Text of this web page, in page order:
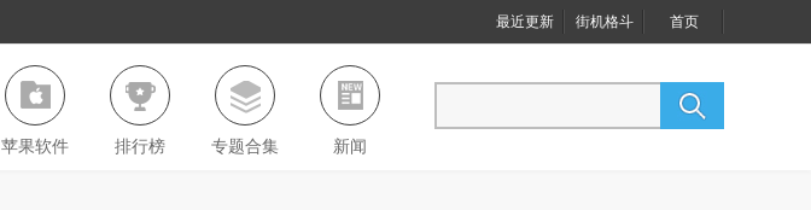
最近更新 街机格斗 首页
苹果软件 排行榜 专题合集 新闻